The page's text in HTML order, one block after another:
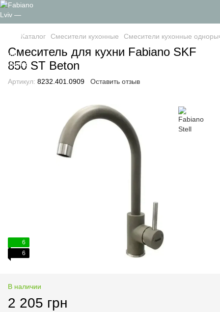
Каталог Смесители кухонные Смесители кухонные
Смеситель для кухни Fabiano SKF
850 ST Beton
Артикул: 8232.401.0909 Оставить отзыв
6
6
В наличии
2 205 грн